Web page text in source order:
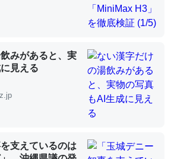
ルシウムも酸素も不足してて両方に不
ガニ・ウミグモ）はカルシウムを使わ
る筈だが、酵素が違うのか？
表】昆虫学の大問題＝「昆虫はなぜ海にいな
説
みがあると、実
見える
支えているのは